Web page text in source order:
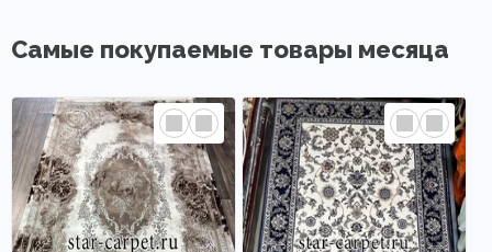
Самые покупаемые товары месяца